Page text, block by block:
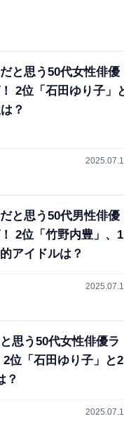
と思う50代女性俳優
2位「石田ゆり子」
？
と思う50代男性俳優
2位「竹野内豊」、1
アイドルは？
思う50代女性俳優ラ
2位「石田ゆり子」と2
？